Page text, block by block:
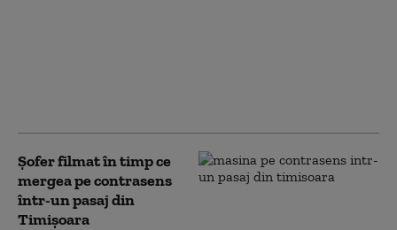
Șofer filmat în timp ce
mergea pe contrasens
într-un pasaj din
Timișoara